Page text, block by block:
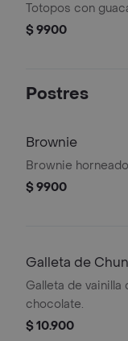
Totopos con
$ 9900
Postres
Brownie
Brownie
$ 9900
Galleta de
Chocolate
Galleta de vainilla
chocolate.
$ 10.900